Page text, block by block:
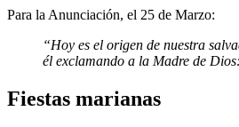
Para la Anunciación, el 25 de Marzo:
“Hoy es el origen de nuestra
él exclamando a la Madre de
Fiestas marianas